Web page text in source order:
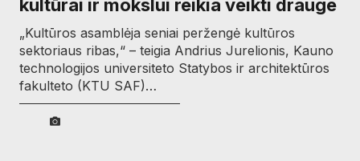
kultūrai ir mokslui reikia veikti drauge
„Kultūros asamblėja seniai peržengė kultūros
sektoriaus ribas,“ – teigia Andrius Jurelionis, Kauno
technologijos universiteto Statybos ir architektūros
fakulteto (KTU SAF)…